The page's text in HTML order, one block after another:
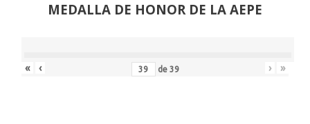
MEDALLA DE HONOR DE LA AEPE
« ‹ de 39 › »